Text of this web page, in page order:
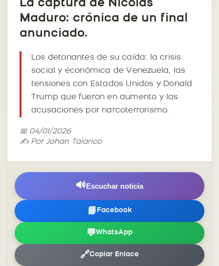
La captura de Nicolás
Maduro: crónica de un final
anunciado.
Los detonantes de su caída: la crisis
social y económica de Venezuela, las
tensiones con Estados Unidos y Donald
Trump que fueron en aumento y las
acusaciones por narcoterrorismo.
📅 04/01/2026
✍️ Por Johan Talarico
🔊Escuchar noticia
📘 Facebook
💬WhatsApp
🔗Copiar Enlace